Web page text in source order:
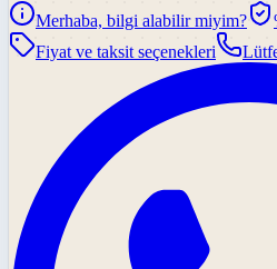
Merhaba, bilgi alabilir miyim?
Fiyat ve taksit seçenekleri